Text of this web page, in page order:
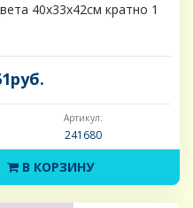
40х33х42см кратно 1
Артикул:
241680
В КОРЗИНУ